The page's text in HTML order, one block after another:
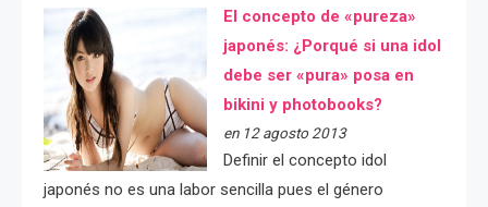
El concepto de «pureza»
japonés: ¿Porqué si una idol
debe ser «pura» posa en
bikini y photobooks?
en 12 agosto 2013
Definir el concepto idol
japonés no es una labor sencilla pues el género